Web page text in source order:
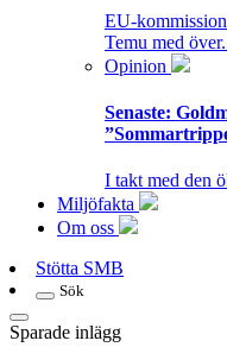
EU-
Temu med
Opinion
Senaste:
I takt med den
Miljöfakta
Om oss
Stötta SMB
Sök
Sparade inlägg